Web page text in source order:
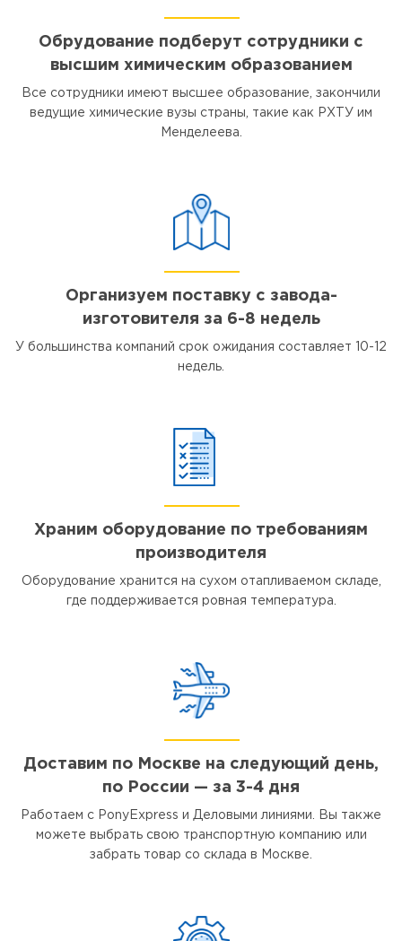
Обрудование подберут сотрудники с
высшим химическим образованием
Все сотрудники имеют высшее образование, закончили
ведущие химические вузы страны, такие как РХТУ им
Менделеева.
Организуем поставку с завода-
изготовителя за 6-8 недель
У большинства компаний срок ожидания составляет 10-12
недель.
Храним оборудование по требованиям
производителя
Оборудование хранится на сухом отапливаемом складе,
где поддерживается ровная температура.
Доставим по Москве на следующий день,
по России — за 3-4 дня
Работаем с PonyExpress и Деловыми линиями. Вы также
можете выбрать свою транспортную компанию или
забрать товар со склада в Москве.